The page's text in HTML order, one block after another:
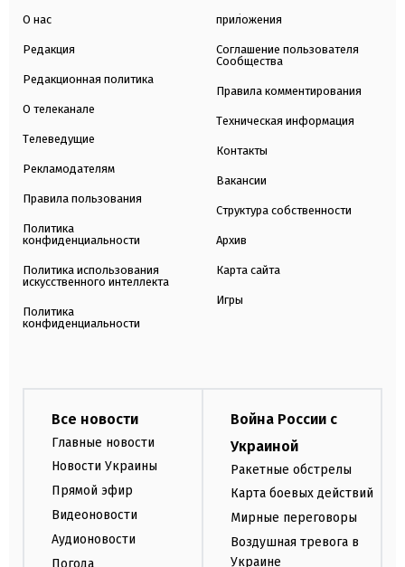
О нас
Редакция
Редакционная политика
О телеканале
Телеведущие
Рекламодателям
Правила пользования
Политика
конфиденциальности
Политика использования
искусственного интеллекта
Политика
конфиденциальности
приложения
Соглашение пользователя
Сообщества
Правила комментирования
Техническая информация
Контакты
Вакансии
Структура собственности
Архив
Карта сайта
Игры
Все новости
Главные новости
Новости Украины
Прямой эфир
Видеоновости
Аудионовости
Погода
Война России с
Украиной
Ракетные обстрелы
Карта боевых действий
Мирные переговоры
Воздушная тревога в
Украине